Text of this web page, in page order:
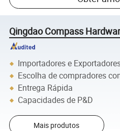
Qingdao Compass
Importadores e
Escolha de compradores
Entrega Rápida
Capacidades de P&D
Mais produtos